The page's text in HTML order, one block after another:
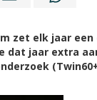
zet elk jaar
dat jaar extra